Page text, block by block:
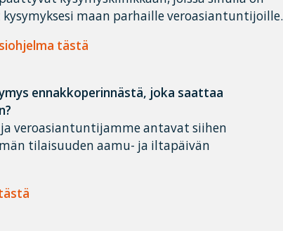
maan parhaille veroasiantuntijoille.
tästä
ennakkoperinnästä, joka saattaa
veroasiantuntijamme antavat siihen
tilaisuuden aamu- ja iltapäivän